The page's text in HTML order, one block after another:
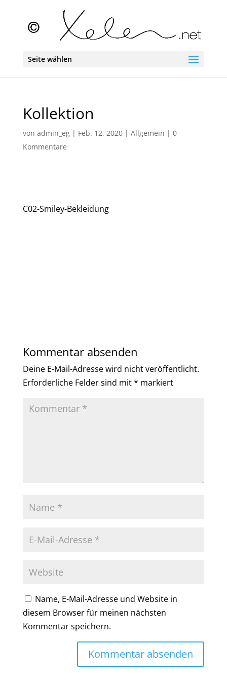
Seite wählen
Kollektion
von admin_eg| Feb. 12, 2020| Allgemein | 0
Kommentare
C02-Smiley-Bekleidung
Kommentar absenden
Deine E-Mail-Adresse wird nicht veröffentlicht.
Erforderliche Felder sind mit* markiert
Name, E-Mail-Adresse und Website in
diesem Browser für meinen nächsten
Kommentar speichern.